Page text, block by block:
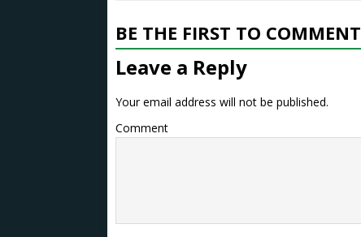
BE THE FIRST TO COMMENT
Leave a Reply
Your email address will not be published.
Comment